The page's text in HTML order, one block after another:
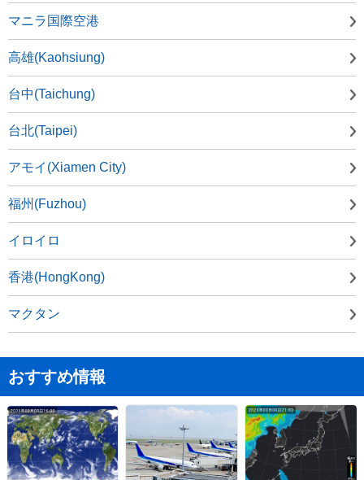
マニラ国際空港
高雄(Kaohsiung)
台中(Taichung)
台北(Taipei)
アモイ(Xiamen City)
福州(Fuzhou)
イロイロ
香港(HongKong)
マクタン
おすすめ情報